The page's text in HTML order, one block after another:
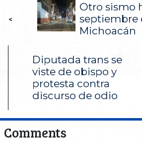
<
Otro sismo
septiembre
Michoacán
Diputada trans se
viste de obispo y
protesta contra
discurso de odio
Comments